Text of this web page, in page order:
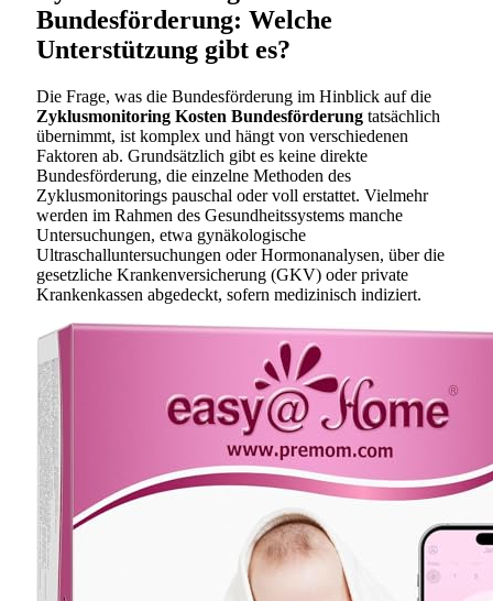
Bundesförderung: Welche
Unterstützung gibt es?
Die Frage, was die Bundesförderung im Hinblick auf die
Zyklusmonitoring Kosten Bundesförderung tatsächlich
übernimmt, ist komplex und hängt von verschiedenen
Faktoren ab. Grundsätzlich gibt es keine direkte
Bundesförderung, die einzelne Methoden des
Zyklusmonitorings pauschal oder voll erstattet. Vielmehr
werden im Rahmen des Gesundheitssystems manche
Untersuchungen, etwa gynäkologische
Ultraschalluntersuchungen oder Hormonanalysen, über die
gesetzliche Krankenversicherung (GKV) oder private
Krankenkassen abgedeckt, sofern medizinisch indiziert.